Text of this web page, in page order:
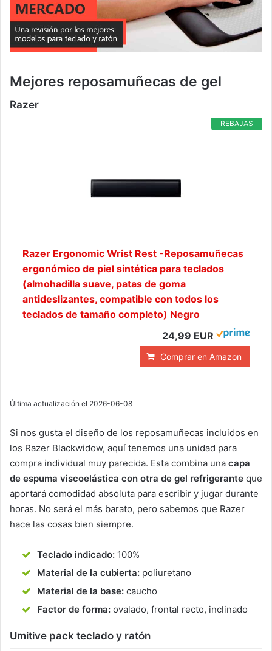
Mejores reposamuñecas de gel
Razer
REBAJAS
Razer Ergonomic Wrist Rest -Reposamuñecas
ergonómico de piel sintética para teclados
(almohadilla suave, patas de goma
antideslizantes, compatible con todos los
teclados de tamaño completo) Negro
24,99 EUR
Comprar en Amazon
Última actualización el 2026-06-08
Si nos gusta el diseño de los reposamuñecas incluidos en
los Razer Blackwidow, aquí tenemos una unidad para
compra individual muy parecida. Esta combina una capa
de espuma viscoelástica con otra de gel refrigerante que
aportará comodidad absoluta para escribir y jugar durante
horas. No será el más barato, pero sabemos que Razer
hace las cosas bien siempre.
Teclado indicado: 100%
Material de la cubierta: poliuretano
Material de la base: caucho
Factor de forma: ovalado, frontal recto, inclinado
Umitive pack teclado y ratón